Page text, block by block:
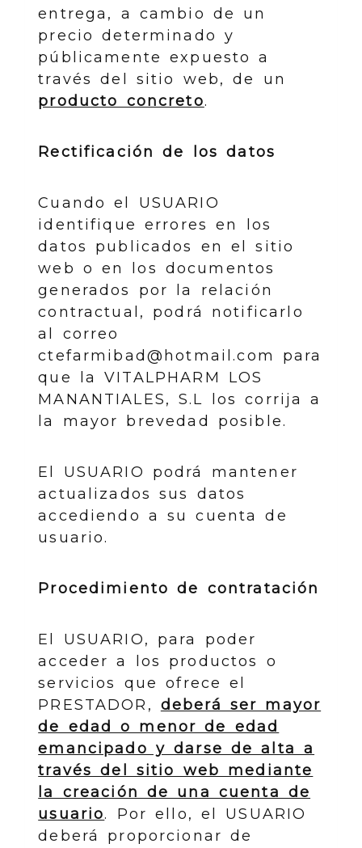
entrega, a cambio de un
precio determinado y
públicamente expuesto a
través del sitio web, de un
producto concreto.
Rectificación de los datos
Cuando el USUARIO
identifique errores en los
datos publicados en el sitio
web o en los documentos
generados por la relación
contractual, podrá notificarlo
al correo
ctefarmibad@hotmail.com para
que la VITALPHARM LOS
MANANTIALES, S.L los corrija a
la mayor brevedad posible.
El USUARIO podrá mantener
actualizados sus datos
accediendo a su cuenta de
usuario.
Procedimiento de contratación
El USUARIO, para poder
acceder a los productos o
servicios que ofrece el
PRESTADOR, deberá ser mayor
de edad o menor de edad
emancipado y darse de alta a
través del sitio web mediante
la creación de una cuenta de
usuario. Por ello, el USUARIO
deberá proporcionar de